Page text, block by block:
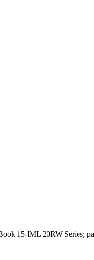
15-IML 20RW Series;